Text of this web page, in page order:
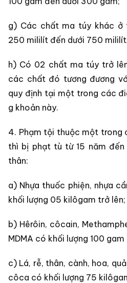
g) Các chất ma túy khác
250 mililít đến dưới 750
h) Có 02 chất ma túy trở
các chất đó tương đương
quy định tại một trong các
g khoản này.
4. Phạm tội thuộc một trong
thì bị phạt tù từ 15 năm
thân:
a) Nhựa thuốc phiện, nhựa
khối lượng 05 kilôgam trở lên;
b) Hêrôin, côcain,
MDMA có khối lượng 100 gam
c) Lá, rễ, thân, cành, hoa,
côca có khối lượng 75